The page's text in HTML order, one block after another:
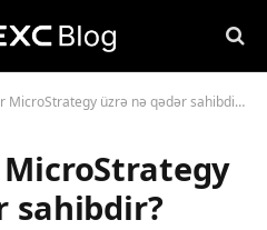
MicroStrategy üzrə nə qədər sahibdir?
sahibdir?